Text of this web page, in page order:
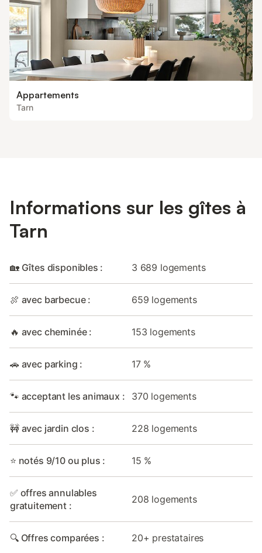
Appartements
Tarn
Informations sur les gîtes à
Tarn
🏡 Gîtes disponibles : 3 689 logements
🍖 avec barbecue : 659 logements
🔥 avec cheminée : 153 logements
🚗 avec parking : 17 %
🐾 acceptant les animaux : 370 logements
🚧 avec jardin clos : 228 logements
⭐ notés 9/10 ou plus : 15 %
✅ offres annulables
gratuitement :
208 logements
🔍 Offres comparées : 20+ prestataires